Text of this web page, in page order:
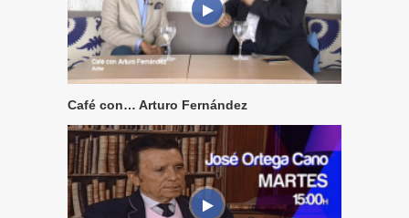
Café con… Arturo Fernández